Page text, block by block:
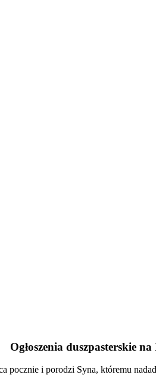
Ogłoszenia duszpasterskie
pocznie i porodzi Syna, któremu